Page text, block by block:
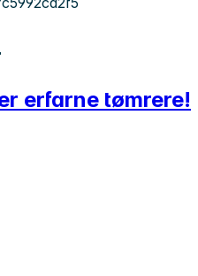
erfarne tømrere!